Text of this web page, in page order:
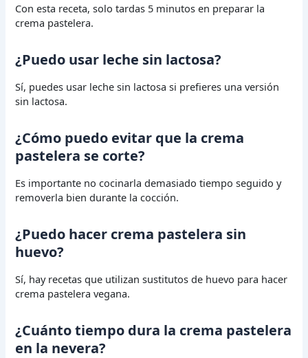
Con esta receta, solo tardas 5 minutos en preparar la
crema pastelera.
¿Puedo usar leche sin lactosa?
Sí, puedes usar leche sin lactosa si prefieres una versión
sin lactosa.
¿Cómo puedo evitar que la crema
pastelera se corte?
Es importante no cocinarla demasiado tiempo seguido y
removerla bien durante la cocción.
¿Puedo hacer crema pastelera sin
huevo?
Sí, hay recetas que utilizan sustitutos de huevo para hacer
crema pastelera vegana.
¿Cuánto tiempo dura la crema pastelera
en la nevera?